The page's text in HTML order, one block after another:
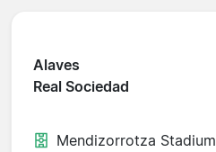
Alaves
Real Sociedad
Mendizorrotza Stadium